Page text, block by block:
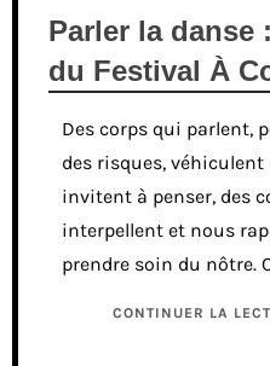
Parler la danse
du Festival À
Des corps qui parlent,
des risques,
invitent à penser, des
interpellent et nous
prendre soin du nôtre.
CONTINUER LA